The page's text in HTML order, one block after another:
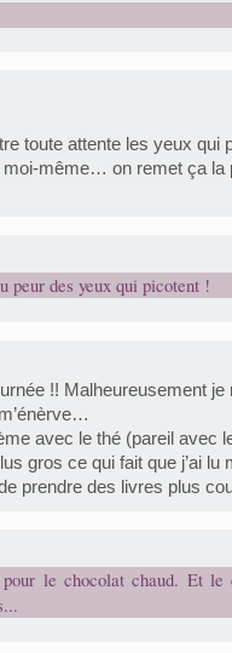
toute attente les yeux qui
moi-même… on remet ça la
peur des yeux qui picotent !
!! Malheureusement
avec le thé (pareil avec
gros ce qui fait que j’ai lu
prendre des livres plus
pour le chocolat chaud. Et